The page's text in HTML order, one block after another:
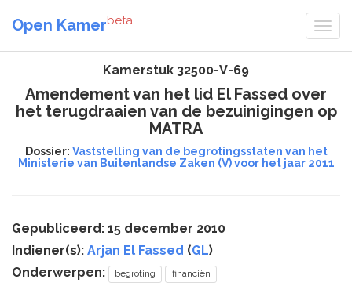
Open Kamerbeta
Kamerstuk 32500-V-69
Amendement van het lid El Fassed over
het terugdraaien van de bezuinigingen op
MATRA
Dossier: Vaststelling van de begrotingsstaten van het
Ministerie van Buitenlandse Zaken (V) voor het jaar 2011
Gepubliceerd: 15 december 2010
Indiener(s): Arjan El Fassed (GL)
Onderwerpen:
begroting financiën